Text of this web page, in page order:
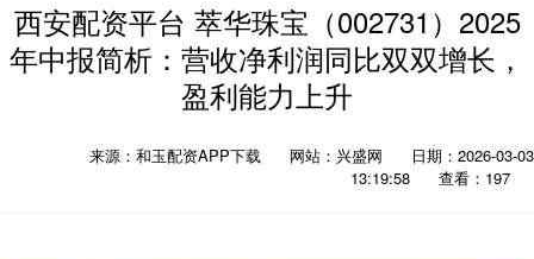
西安配资平台 萃华珠宝（002731）2025
年中报简析：营收净利润同比双双增长，
盈利能力上升
来源：和玉配资APP下载 网站：兴盛网
日期：2026-03-03
13:19:58
查看：197